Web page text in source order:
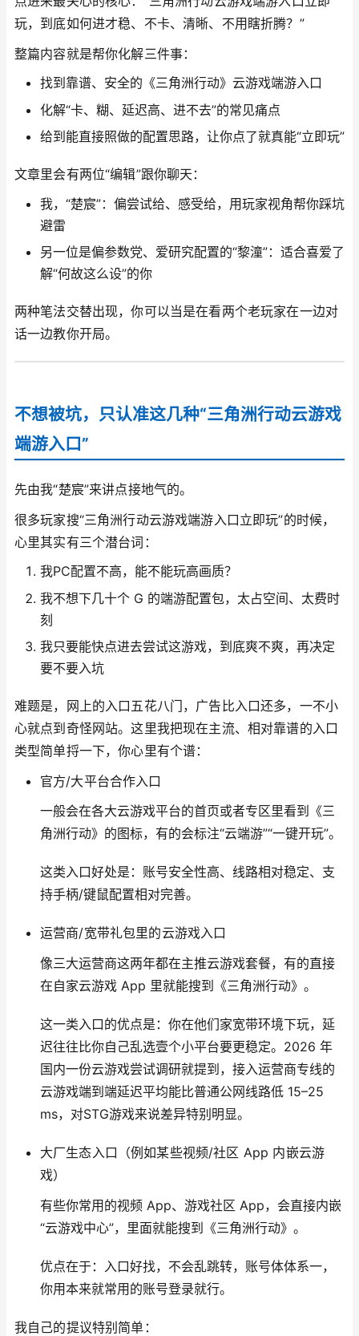
玩，到底如何进才稳、不卡、清晰、不用瞎折腾？”
整篇内容就是帮你化解三件事：
找到靠谱、安全的《三角洲行动》云游戏端游入口
化解“卡、糊、延迟高、进不去”的常见痛点
给到能直接照做的配置思路，让你点了就真能“立即玩”
文章里会有两位“编辑”跟你聊天：
我，“楚宸”：偏尝试给、感受给，用玩家视角帮你踩坑
避雷
另一位是偏参数党、爱研究配置的“黎潼”：适合喜爱了
解“何故这么设”的你
两种笔法交替出现，你可以当是在看两个老玩家在一边对
话一边教你开局。
不想被坑，只认准这几种“三角洲行动云游戏
端游入口”
先由我“楚宸”来讲点接地气的。
很多玩家搜“三角洲行动云游戏端游入口立即玩”的时候，
心里其实有三个潜台词：
我PC配置不高，能不能玩高画质？
我不想下几十个 G 的端游配置包，太占空间、太费时
刻
我只要能快点进去尝试这游戏，到底爽不爽，再决定
要不要入坑
难题是，网上的入口五花八门，广告比入口还多，一不小
心就点到奇怪网站。这里我把现在主流、相对靠谱的入口
类型简单捋一下，你心里有个谱：
官方/大平台合作入口
一般会在各大云游戏平台的首页或者专区里看到《三
角洲行动》的图标，有的会标注“云端游”“一键开玩”。
这类入口好处是：账号安全性高、线路相对稳定、支
持手柄/键鼠配置相对完善。
运营商/宽带礼包里的云游戏入口
像三大运营商这两年都在主推云游戏套餐，有的直接
在自家云游戏 App 里就能搜到《三角洲行动》。
这一类入口的优点是：你在他们家宽带环境下玩，延
迟往往比你自己乱选壹个小平台要更稳定。2026 年
国内一份云游戏尝试调研就提到，接入运营商专线的
云游戏端到端延迟平均能比普通公网线路低 15–25
ms，对STG游戏来说差异特别明显。
大厂生态入口（例如某些视频/社区 App 内嵌云游
戏）
有些你常用的视频 App、游戏社区 App，会直接内嵌
“云游戏中心”，里面就能搜到《三角洲行动》。
优点在于：入口好找，不会乱跳转，账号体体系一，
你用本来就常用的账号登录就行。
我自己的提议特别简单：